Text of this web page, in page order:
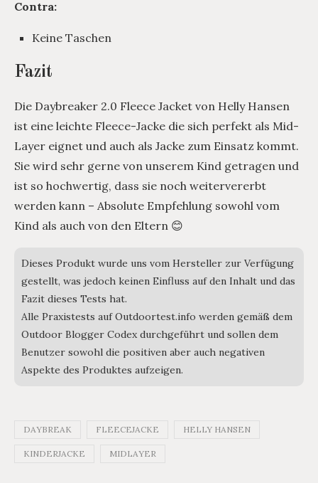
Contra:
Keine Taschen
Fazit
Die Daybreaker 2.0 Fleece Jacket von Helly Hansen
ist eine leichte Fleece-Jacke die sich perfekt als Mid-
Layer eignet und auch als Jacke zum Einsatz kommt.
Sie wird sehr gerne von unserem Kind getragen und
ist so hochwertig, dass sie noch weitervererbt
werden kann – Absolute Empfehlung sowohl vom
Kind als auch von den Eltern 😊
Dieses Produkt wurde uns vom Hersteller zur Verfügung
gestellt, was jedoch keinen Einfluss auf den Inhalt und das
Fazit dieses Tests hat.
Alle Praxistests auf Outdoortest.info werden gemäß dem
Outdoor Blogger Codex durchgeführt und sollen dem
Benutzer sowohl die positiven aber auch negativen
Aspekte des Produktes aufzeigen.
DAYBREAK FLEECEJACKE HELLY HANSEN
KINDERJACKE MIDLAYER